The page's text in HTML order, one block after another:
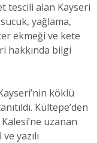
tescili alan Kayseri
yağlama,
ekmeği ve kete
hakkında bilgi
köklü
Kültepe’den
uzanan
yazılı